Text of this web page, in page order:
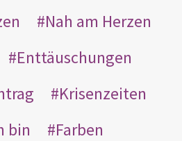
Nah am Herzen
Enttäuschungen
Krisenzeiten
bin
Farben